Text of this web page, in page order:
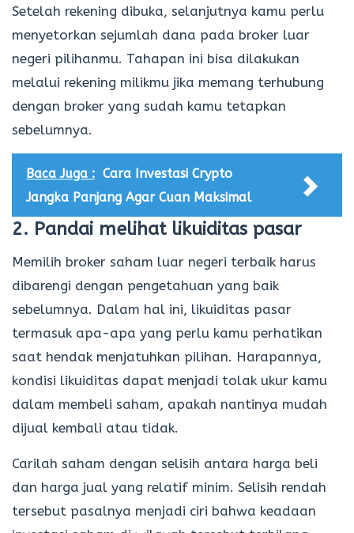
Setelah rekening dibuka, selanjutnya kamu perlu
menyetorkan sejumlah dana pada broker luar
negeri pilihanmu. Tahapan ini bisa dilakukan
melalui rekening milikmu jika memang terhubung
dengan broker yang sudah kamu tetapkan
sebelumnya.
Baca Juga : Cara Investasi Crypto
Jangka Panjang Agar Cuan Maksimal
2. Pandai melihat likuiditas pasar
Memilih broker saham luar negeri terbaik harus
dibarengi dengan pengetahuan yang baik
sebelumnya. Dalam hal ini, likuiditas pasar
termasuk apa-apa yang perlu kamu perhatikan
saat hendak menjatuhkan pilihan. Harapannya,
kondisi likuiditas dapat menjadi tolak ukur kamu
dalam membeli saham, apakah nantinya mudah
dijual kembali atau tidak.
Carilah saham dengan selisih antara harga beli
dan harga jual yang relatif minim. Selisih rendah
tersebut pasalnya menjadi ciri bahwa keadaan